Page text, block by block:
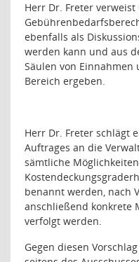
Herr Dr. Freter
ebenfalls als
werden kann und aus
Säulen von Einnahmen
Bereich ergeben.
Herr Dr. Freter schlägt
Auftrages an die
sämtliche
benannt werden, nach
anschließend konkrete
verfolgt werden.
Gegen diesen